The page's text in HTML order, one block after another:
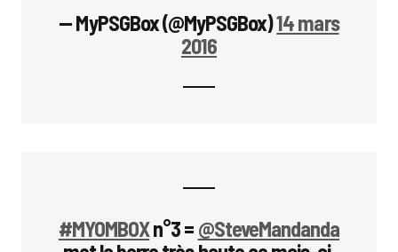
— MyPSGBox (@MyPSGBox)14 mars
2016
#MYOMBOXn°3 = @SteveMandanda